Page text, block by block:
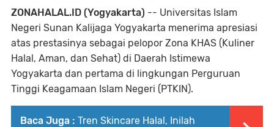
ZONAHALAL.ID (Yogyakarta) -- Universitas Islam
Negeri Sunan Kalijaga Yogyakarta menerima apresiasi
atas prestasinya sebagai pelopor Zona KHAS (Kuliner
Halal, Aman, dan Sehat) di Daerah Istimewa
Yogyakarta dan pertama di lingkungan Perguruan
Tinggi Keagamaan Islam Negeri (PTKIN).
Baca Juga : Tren Skincare Halal, Inilah